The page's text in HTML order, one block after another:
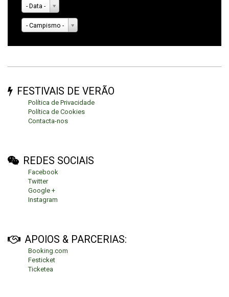
- Data -
- Campismo -
FESTIVAIS DE VERÃO
Política de Privacidade
Política de Cookies
Contacta-nos
REDES SOCIAIS
Facebook
Twitter
Google +
Instagram
APOIOS & PARCERIAS:
Booking.com
Festicket
Ticketea